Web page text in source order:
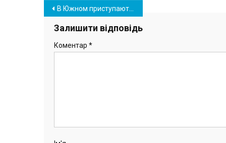
Навігація
записів
В Южном приступают к разработке пространственного плана ОТГ
Залишити відповідь
Коментар *